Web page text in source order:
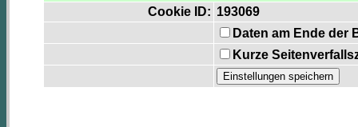
Cookie ID: 193069
Daten am Ende der
Kurze